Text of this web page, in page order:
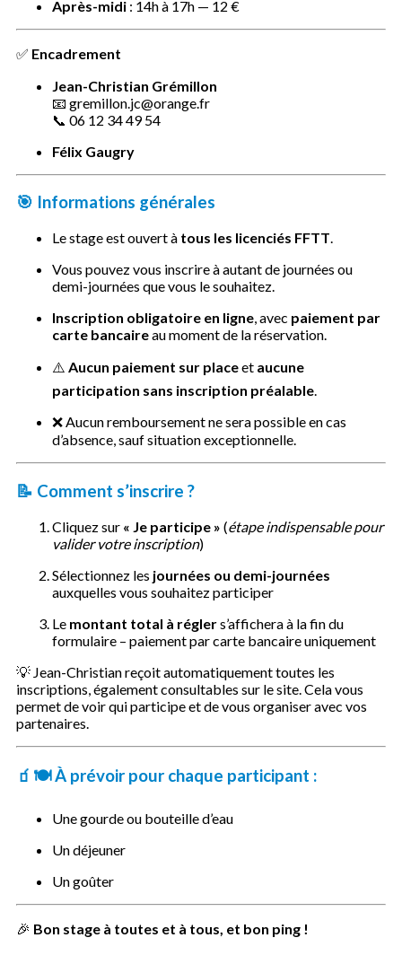
Après-midi : 14h à 17h — 12 €
✅ Encadrement
Jean-Christian Grémillon
📧 gremillon.jc@orange.fr
📞 06 12 34 49 54
Félix Gaugry
🎯 Informations générales
Le stage est ouvert à tous les licenciés FFTT.
Vous pouvez vous inscrire à autant de journées ou
demi-journées que vous le souhaitez.
Inscription obligatoire en ligne, avec paiement par
carte bancaireau moment de la réservation.
⚠️ Aucun paiement sur placeet aucune
participation sans inscription préalable.
❌ Aucun remboursement ne sera possible en cas
d’absence, sauf situation exceptionnelle.
📝 Comment s’inscrire ?
Cliquez sur « Je participe » (étape indispensable pour
valider votre inscription)
Sélectionnez les journées ou demi-journées
auxquelles vous souhaitez participer
Le montant total à réglers’affichera à la fin du
formulaire – paiement par carte bancaire uniquement
💡 Jean-Christian reçoit automatiquement toutes les
inscriptions, également consultables sur le site. Cela vous
permet de voir qui participe et de vous organiser avec vos
partenaires.
🧃🍽️À prévoir pour chaque participant :
Une gourde ou bouteille d’eau
Un déjeuner
Un goûter
🎉 Bon stage à toutes et à tous, et bon ping !